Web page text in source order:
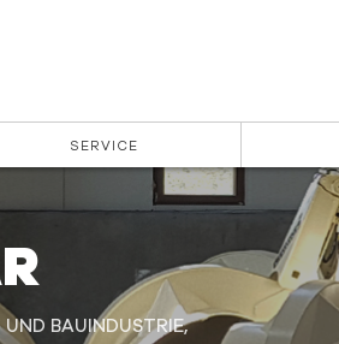
SERVICE
BAUINDUSTRIE,